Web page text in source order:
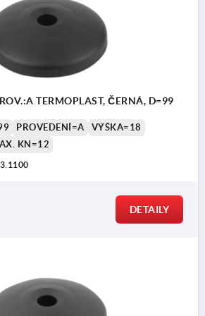
TERMOPLAST, ČERNÁ, D=99
PROVEDENÍ=A
VÝŠKA=18
KN=12
DETAILY